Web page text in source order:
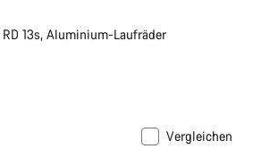
RD 13s, Aluminium-Laufräder
Vergleichen